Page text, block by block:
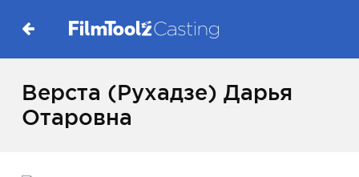
Верста (Рухадзе) Дарья
Отаровна